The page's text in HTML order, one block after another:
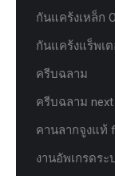
กันแคร้งเหล็ก
กันแคร้งแร็พเ
ครีบฉลาม
ครีบฉลาม next
คานลากจูงแท้
งานอัพเกรดระ